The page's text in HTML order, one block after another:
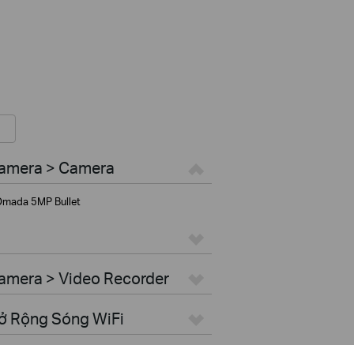
> Camera
5MP Bullet
> Video Recorder
Rộng Sóng WiFi